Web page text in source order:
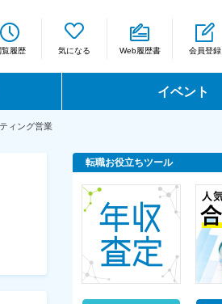
覧履歴 気になる Web履歴書 会員登録
イベント
ィング営業
転職お役立ちツール